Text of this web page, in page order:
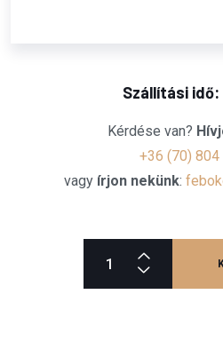
Szállítási
Kérdése van?
+36 (70) 804
vagy írjon nekünk: